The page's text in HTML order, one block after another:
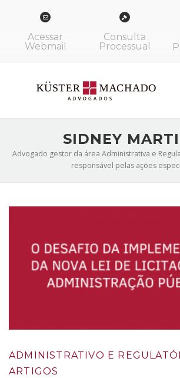
Acessar
Webmail
Consulta
Processual
SIDNEY
Advogado gestor da área Administrativa e
responsável pelas ações
ADMINISTRATIVO E
ARTIGOS